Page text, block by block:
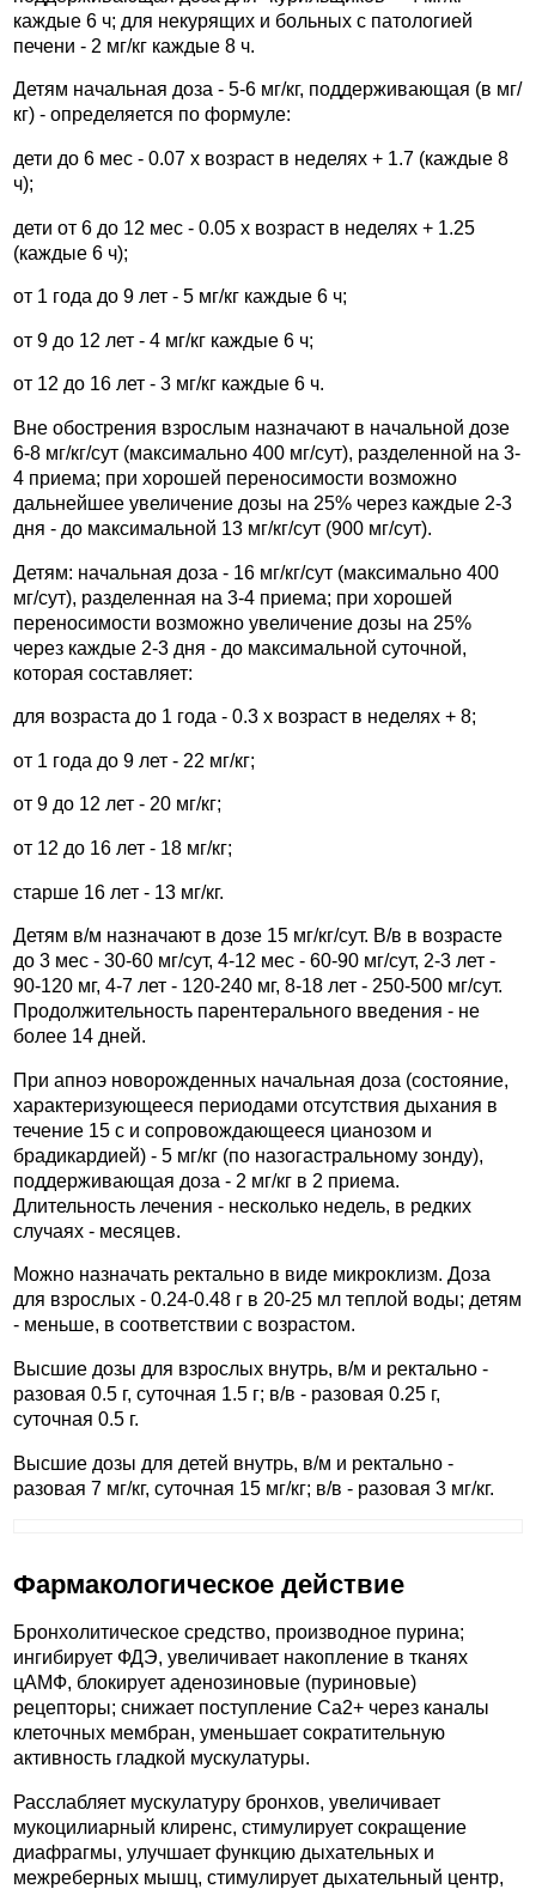
каждые 6 ч; для некурящих и больных с патологией
печени - 2 мг/кг каждые 8 ч.
Детям начальная доза - 5-6 мг/кг, поддерживающая (в мг/
кг) - определяется по формуле:
дети до 6 мес - 0.07 x возраст в неделях + 1.7 (каждые 8
ч);
дети от 6 до 12 мес - 0.05 x возраст в неделях + 1.25
(каждые 6 ч);
от 1 года до 9 лет - 5 мг/кг каждые 6 ч;
от 9 до 12 лет - 4 мг/кг каждые 6 ч;
от 12 до 16 лет - 3 мг/кг каждые 6 ч.
Вне обострения взрослым назначают в начальной дозе
6-8 мг/кг/сут (максимально 400 мг/сут), разделенной на 3-
4 приема; при хорошей переносимости возможно
дальнейшее увеличение дозы на 25% через каждые 2-3
дня - до максимальной 13 мг/кг/сут (900 мг/сут).
Детям: начальная доза - 16 мг/кг/сут (максимально 400
мг/сут), разделенная на 3-4 приема; при хорошей
переносимости возможно увеличение дозы на 25%
через каждые 2-3 дня - до максимальной суточной,
которая составляет:
для возраста до 1 года - 0.3 x возраст в неделях + 8;
от 1 года до 9 лет - 22 мг/кг;
от 9 до 12 лет - 20 мг/кг;
от 12 до 16 лет - 18 мг/кг;
старше 16 лет - 13 мг/кг.
Детям в/м назначают в дозе 15 мг/кг/сут. В/в в возрасте
до 3 мес - 30-60 мг/сут, 4-12 мес - 60-90 мг/сут, 2-3 лет -
90-120 мг, 4-7 лет - 120-240 мг, 8-18 лет - 250-500 мг/сут.
Продолжительность парентерального введения - не
более 14 дней.
При апноэ новорожденных начальная доза (состояние,
характеризующееся периодами отсутствия дыхания в
течение 15 с и сопровождающееся цианозом и
брадикардией) - 5 мг/кг (по назогастральному зонду),
поддерживающая доза - 2 мг/кг в 2 приема.
Длительность лечения - несколько недель, в редких
случаях - месяцев.
Можно назначать ректально в виде микроклизм. Доза
для взрослых - 0.24-0.48 г в 20-25 мл теплой воды; детям
- меньше, в соответствии с возрастом.
Высшие дозы для взрослых внутрь, в/м и ректально -
разовая 0.5 г, суточная 1.5 г; в/в - разовая 0.25 г,
суточная 0.5 г.
Высшие дозы для детей внутрь, в/м и ректально -
разовая 7 мг/кг, суточная 15 мг/кг; в/в - разовая 3 мг/кг.
Фармакологическое действие
Бронхолитическое средство, производное пурина;
ингибирует ФДЭ, увеличивает накопление в тканях
цАМФ, блокирует аденозиновые (пуриновые)
рецепторы; снижает поступление Ca2+ через каналы
клеточных мембран, уменьшает сократительную
активность гладкой мускулатуры.
Расслабляет мускулатуру бронхов, увеличивает
мукоцилиарный клиренс, стимулирует сокращение
диафрагмы, улучшает функцию дыхательных и
межреберных мышц, стимулирует дыхательный центр,